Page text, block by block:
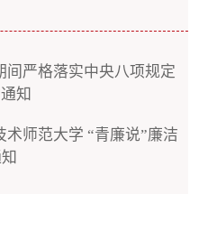
间严格落实中央八项规定
知
术师范大学 “青廉说”廉洁